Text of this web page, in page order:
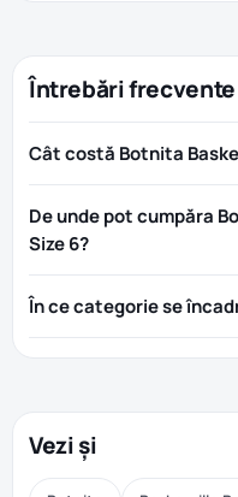
Întrebări frecvente
Cât costă Botnita
De unde pot cumpăra
Size 6?
În ce categorie se
Vezi și